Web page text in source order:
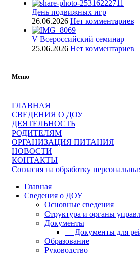
День подвижных игр
26.06.2026 Нет комментариев
V Всероссийский семинар
25.06.2026 Нет комментариев
Меню
ГЛАВНАЯ
СВЕДЕНИЯ О ДОУ
ДЕЯТЕЛЬНОСТЬ
РОДИТЕЛЯМ
ОРГАНИЗАЦИЯ ПИТАНИЯ
НОВОСТИ
КОНТАКТЫ
Согласия на обработку
Главная
Сведения о ДОУ
Основные сведения
Структура и органы
Документы
— Документы для
Образование
Руководство